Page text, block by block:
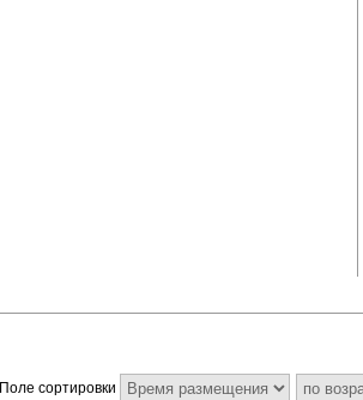
Поле сортировки